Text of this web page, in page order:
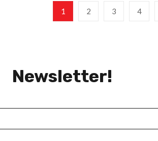
1 2 3 4
Newsletter!